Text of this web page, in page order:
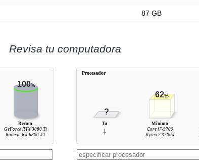
87 GB
Revisa tu computadora
100%
Recom.
GeForce RTX 3080 Ti
Radeon RX 6800 XT
?
62%
Tu
↓
Mínimo
Core i7-9700
Ryzen 7 3700X
Procesador